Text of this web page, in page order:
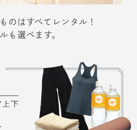
のはすべてレンタル！
も選べます。